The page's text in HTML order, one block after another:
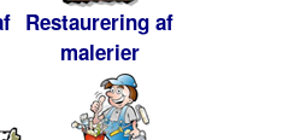
Restaurering af
malerier